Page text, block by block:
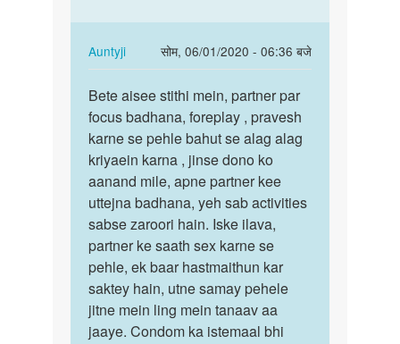
janvi
chodry
Auntyji
सोम, 06/01/2020 - 06:36 बजे
In
reply
to
Sex
time
kese
badega
by
Dilkush
Meena
Bete
aisee
stithi
mein,
…
Bete aisee stithi mein, partner par
focus badhana, foreplay , pravesh
karne se pehle bahut se alag alag
kriyaein karna , jinse dono ko
aanand mile, apne partner kee
uttejna badhana, yeh sab activities
sabse zaroori hain. Iske ilava,
partner ke saath sex karne se
pehle, ek baar hastmaithun kar
saktey hain, utne samay pehele
jitne mein ling mein tanaav aa
jaaye. Condom ka istemaal bhi